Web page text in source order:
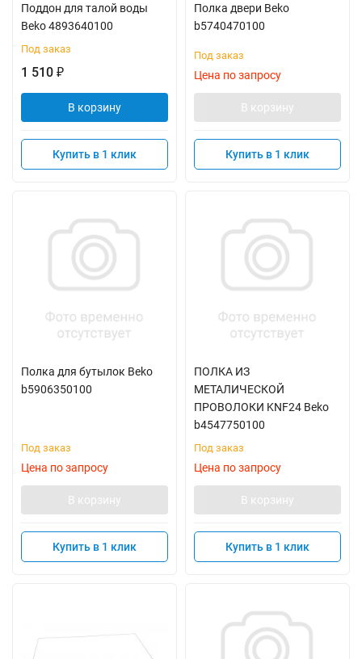
Поддон для талой воды
Beko 4893640100
Под заказ
1 510 ₽
В корзину
Купить в 1 клик
Полка двери Beko
b5740470100
Под заказ
Цена по запросу
В корзину
Купить в 1 клик
Полка для бутылок Beko
b5906350100
Под заказ
Цена по запросу
В корзину
Купить в 1 клик
ПОЛКА ИЗ
МЕТАЛИЧЕСКОЙ
ПРОВОЛОКИ KNF24 Beko
b4547750100
Под заказ
Цена по запросу
В корзину
Купить в 1 клик